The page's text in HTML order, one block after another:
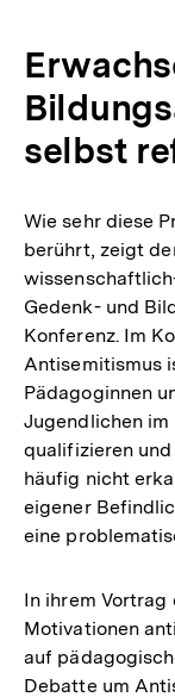
selbst
Wie sehr diese
berührt, zeigt
Gedenk- und
Konferenz. Im
Antisemitismus
Pädagoginnen
Jugendlichen
qualifizieren
häufig nicht
eigener
eine
In ihrem
Motivationen
auf
Debatte um